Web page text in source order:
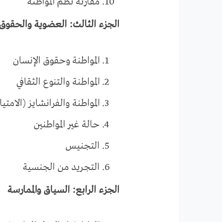
الجزء الثالث: العضوية
المواطنة وحقوق الإنسان
المواطنة والتنوع الثقافي
المواطنة والفرانشايز
حالة غير المواطنين
التجنيس
التجريد من الجنسية
الجزء الرابع: السياق والممارسة